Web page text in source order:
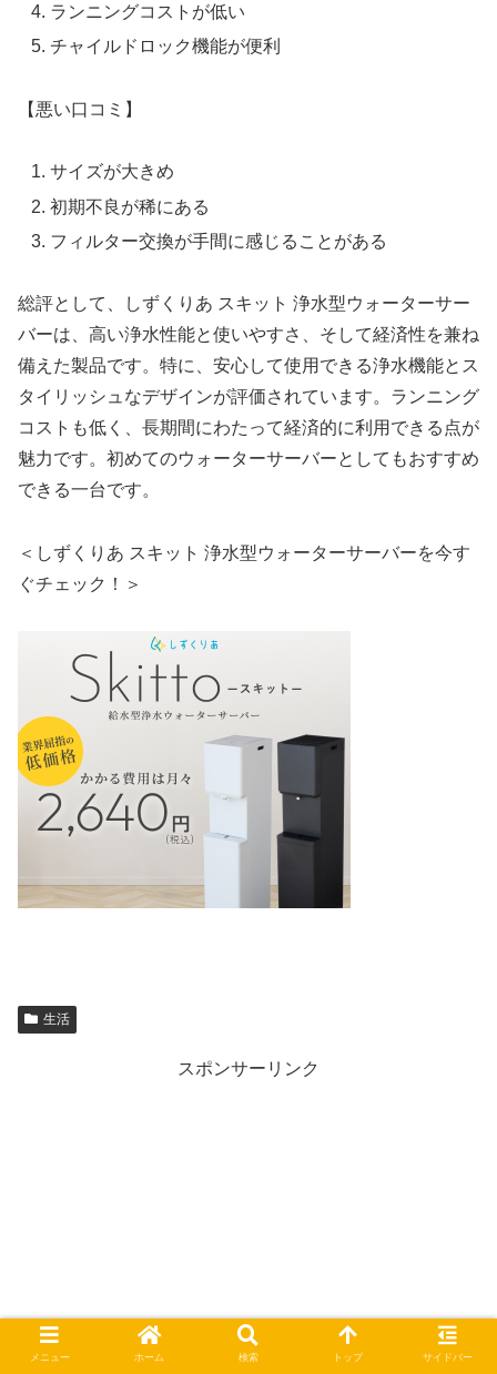
ランニングコストが低い
チャイルドロック機能が便利
【悪い口コミ】
サイズが大きめ
初期不良が稀にある
フィルター交換が手間に感じることがある
総評として、しずくりあ スキット 浄水型ウォーターサー
バーは、高い浄水性能と使いやすさ、そして経済性を兼ね
備えた製品です。特に、安心して使用できる浄水機能とス
タイリッシュなデザインが評価されています。ランニング
コストも低く、長期間にわたって経済的に利用できる点が
魅力です。初めてのウォーターサーバーとしてもおすすめ
できる一台です。
＜しずくりあ スキット 浄水型ウォーターサーバーを今す
ぐチェック！＞
生活
スポンサーリンク
メニュー ホーム 検索 トップ サイドバー